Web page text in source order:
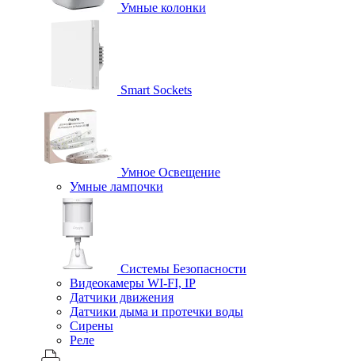
Умные колонки
Smart Sockets
Умное Освещение
Умные лампочки
Системы Безопасности
Видеокамеры WI-FI, IP
Датчики движения
Датчики дыма и протечки воды
Сирены
Реле